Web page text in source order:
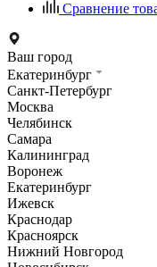
Сравнение
Ваш город
Екатеринбург
Санкт-Петербург
Москва
Челябинск
Самара
Калининград
Воронеж
Екатеринбург
Ижевск
Краснодар
Красноярск
Нижний Новгород